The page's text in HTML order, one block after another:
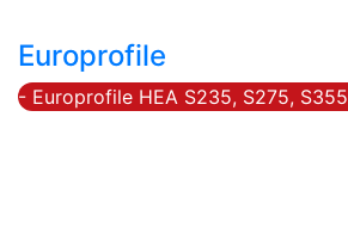
Europrofile
- Europrofile HEA S235, S275, S355